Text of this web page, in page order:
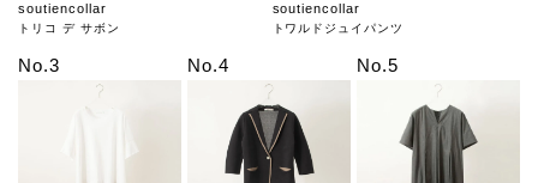
soutiencollar
トリコ デ サボン
soutiencollar
トワルドジュイパンツ
No.3 No.4 No.5